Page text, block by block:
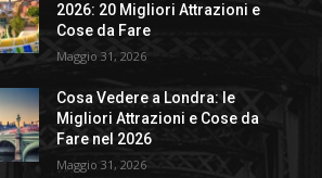
2026: 20 Migliori Attrazioni e
Cose da Fare
Maggio 31, 2026
Cosa Vedere a Londra: le
Migliori Attrazioni e Cose da
Fare nel 2026
Maggio 31, 2026